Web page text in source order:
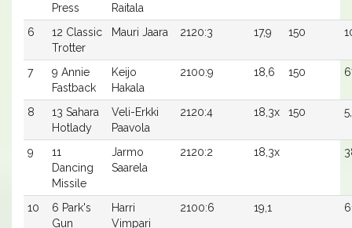
Press
Raitala
6
12 Classic
Trotter
Mauri Jaara 2120:3 17,9 150
7
9 Annie
Fastback
Keijo
Hakala
2100:9 18,6 150
8
13 Sahara
Hotlady
Veli-Erkki
Paavola
2120:4 18,3x 150
9
11
Dancing
Missile
Jarmo
Saarela
2120:2 18,3x
10
6 Park's
Gun
Harri
Vimpari
2100:6 19,1